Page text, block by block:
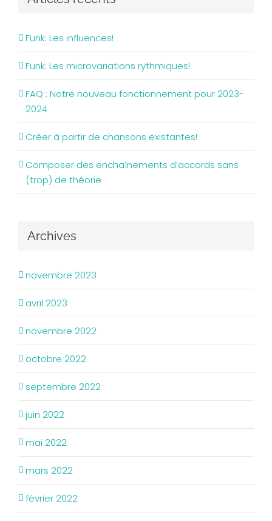
Funk: Les influences!
Funk: Les microvariations rythmiques!
FAQ : Notre nouveau fonctionnement pour 2023-
2024
Créer à partir de chansons existantes!
Composer des enchaînements d’accords sans
(trop) de théorie
Archives
novembre 2023
avril 2023
novembre 2022
octobre 2022
septembre 2022
juin 2022
mai 2022
mars 2022
février 2022